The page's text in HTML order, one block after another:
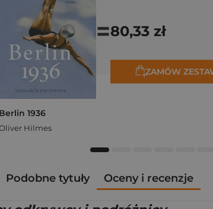
Berlin 1936
Hilmes
=80,33 zł
ZAMÓW
Podobne tytuły Oceny i recenzje